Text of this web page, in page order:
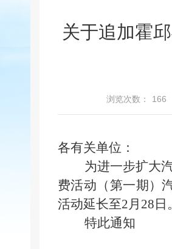
关于追加霍
浏览次数： 166
各有关单位：
为进一步扩大汽
费活动（第一期）
活动延长至2月28
特此通知